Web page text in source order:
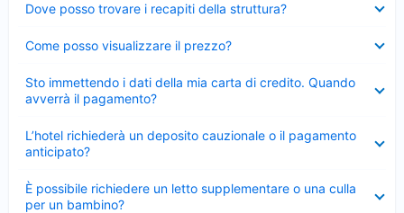
Dove posso trovare i recapiti della struttura?
chiuso
Come posso visualizzare il prezzo?
chiuso
Sto immettendo i dati della mia carta di credito. Quando
avverrà il pagamento?
chiuso
L’hotel richiederà un deposito cauzionale o il pagamento
anticipato?
chiuso
È possibile richiedere un letto supplementare o una culla
per un bambino?
Elemento
chiuso